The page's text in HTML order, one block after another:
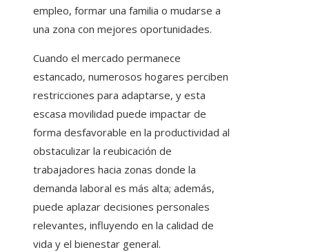
empleo, formar una familia o mudarse a
una zona con mejores oportunidades.
Cuando el mercado permanece
estancado, numerosos hogares perciben
restricciones para adaptarse, y esta
escasa movilidad puede impactar de
forma desfavorable en la productividad al
obstaculizar la reubicación de
trabajadores hacia zonas donde la
demanda laboral es más alta; además,
puede aplazar decisiones personales
relevantes, influyendo en la calidad de
vida y el bienestar general.